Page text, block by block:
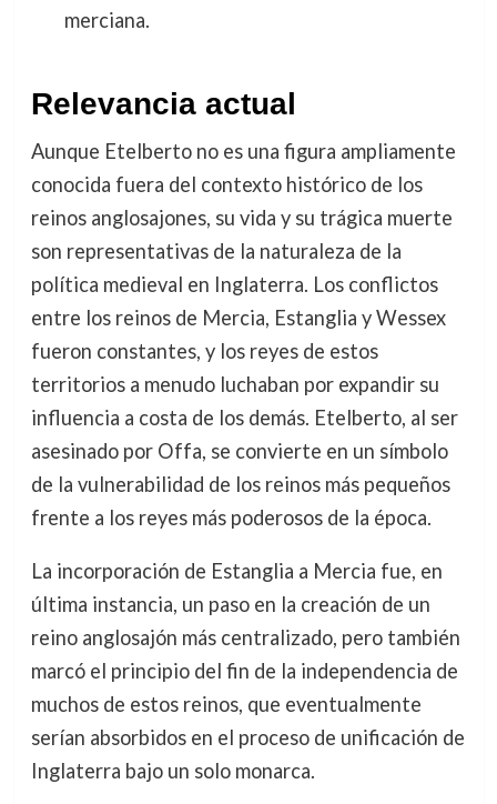
merciana.
Relevancia actual
Aunque Etelberto no es una figura ampliamente
conocida fuera del contexto histórico de los
reinos anglosajones, su vida y su trágica muerte
son representativas de la naturaleza de la
política medieval en Inglaterra. Los conflictos
entre los reinos de Mercia, Estanglia y Wessex
fueron constantes, y los reyes de estos
territorios a menudo luchaban por expandir su
influencia a costa de los demás. Etelberto, al ser
asesinado por Offa, se convierte en un símbolo
de la vulnerabilidad de los reinos más pequeños
frente a los reyes más poderosos de la época.
La incorporación de Estanglia a Mercia fue, en
última instancia, un paso en la creación de un
reino anglosajón más centralizado, pero también
marcó el principio del fin de la independencia de
muchos de estos reinos, que eventualmente
serían absorbidos en el proceso de unificación de
Inglaterra bajo un solo monarca.